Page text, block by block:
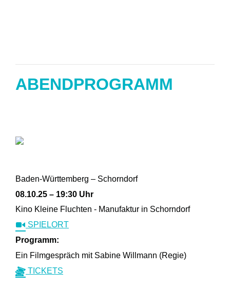
ABENDPROGRAMM
Baden-Württemberg – Schorndorf
08.10.25 – 19:30 Uhr
Kino Kleine Fluchten - Manufaktur in Schorndorf
SPIELORT
Programm:
Ein Filmgespräch mit Sabine Willmann (Regie)
TICKETS